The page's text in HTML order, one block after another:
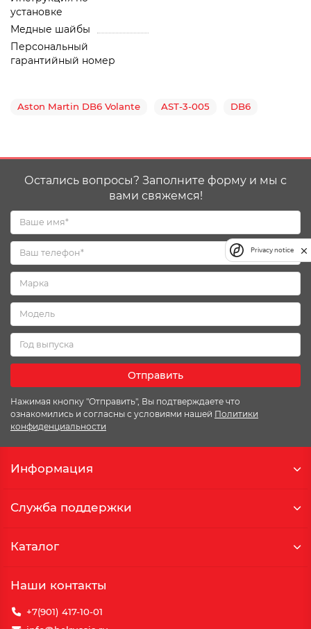
установке
Медные шайбы
Персональный
гарантийный номер
Aston Martin DB6 Volante AST-3-005 DB6
Остались вопросы? Заполните форму и мы с
вами свяжемся!
Отправить
Нажимая кнопку "Отправить", Вы подтверждаете что
ознакомились и согласны с условиями нашей Политики
конфиденциальности
Информация
Служба поддержки
Каталог
Наши контакты
+7(901) 417-10-01
Privacy notice